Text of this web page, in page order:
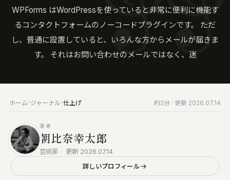
残す
へ届ける｜Vault・DDP PLAYER・
・Collaborate
ての製品
家のための AI｜楽典・和声・音響学に答え
NOTE
が貼れるノート｜五線譜・レッスン録音・
ンドマップ
DAW
残響・反射・測定・ルームアコースティック
録音機材
マイク・レコーダー・インターフェース
楽典・和声・楽器・演奏・音楽史
音響工学
測定・解析・電子回路
KUON AI
読んでも分からないことは、聞いてください。
実現した技術
KUON の仕組み
ブラウザで完結する設計と、データの扱い
ご質問・ご相談はこちらから
WPForms はWordPressを使っていると非常に便利に機能す
るコンタクトフォームのノーコードプラグインです。 ただ
し、普通に設置していると、いろんな方からメールが届きま
す。 それはお問い合わせのメールではなく、迷
ホーム›ジャーナル›仕上げ 約2分 · 更新 2026.07.14
著者
朝比奈幸太郎
芸術家 · 更新 2026.07.14
詳しいプロフィール